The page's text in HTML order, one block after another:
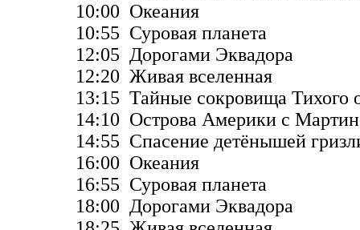
10:00 Океания
10:55 Суровая планета
12:05 Дорогами Эквадора
12:20 Живая вселенная
13:15 Тайные сокровища Тихого
14:10 Острова Америки с
14:55 Спасение детёнышей
16:00 Океания
16:55 Суровая планета
18:00 Дорогами Эквадора